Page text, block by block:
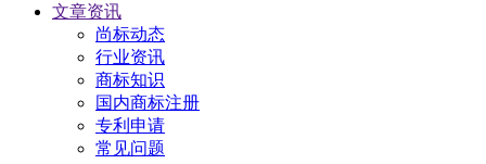
文章资讯
尚标动态
行业资讯
商标知识
国内商标注册
专利申请
常见问题